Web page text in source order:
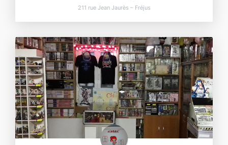
211 rue Jean Jaurès – Fréjus